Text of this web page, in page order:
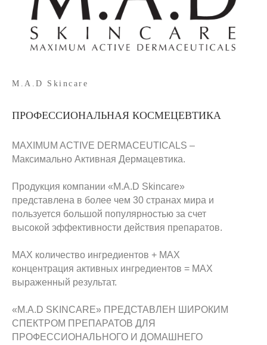
M.A.D Skincare
ПРОФЕССИОНАЛЬНАЯ КОСМЕЦЕВТИКА
MAXIMUM ACTIVE DERMACEUTICALS –
Максимально Активная Дермацевтика.
Продукция компании «M.A.D Skincare»
представлена в более чем 30 странах мира и
пользуется большой популярностью за счет
высокой эффективности действия препаратов.
MAX количество ингредиентов + MAX
концентрация активных ингредиентов = MAX
выраженный результат.
«M.A.D SKINCARE» ПРЕДСТАВЛЕН ШИРОКИМ
СПЕКТРОМ ПРЕПАРАТОВ ДЛЯ
ПРОФЕССИОНАЛЬНОГО И ДОМАШНЕГО